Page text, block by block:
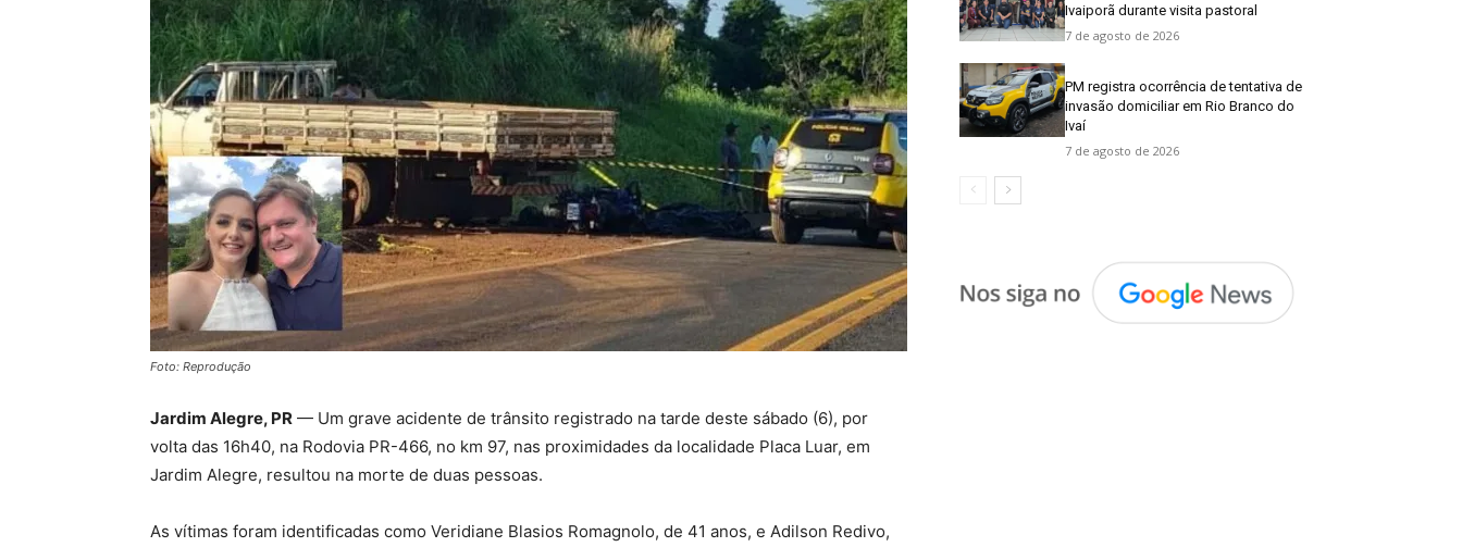
Foto: Reprodução
Jardim Alegre, PR — Um grave acidente de trânsito registrado na tarde deste sábado (6), por
volta das 16h40, na Rodovia PR-466, no km 97, nas proximidades da localidade Placa Luar, em
Jardim Alegre, resultou na morte de duas pessoas.
As vítimas foram identificadas como Veridiane Blasios Romagnolo, de 41 anos, e Adilson Redivo,
Ivaiporã durante visita pastoral
7 de agosto de 2026
PM registra ocorrência de tentativa de
invasão domiciliar em Rio Branco do
Ivaí
7 de agosto de 2026